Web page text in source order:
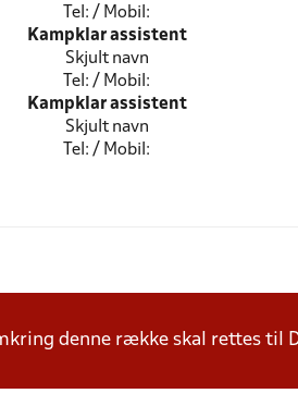
Tel: / Mobil:
Kampklar assistent
Skjult navn
Tel: / Mobil:
Kampklar assistent
Skjult navn
Tel: / Mobil:
denne række skal rettes til